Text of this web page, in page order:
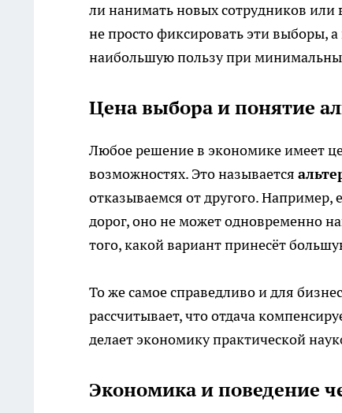
ли нанимать новых сотрудников или
не просто фиксировать эти выборы,
наибольшую пользу при
Цена выбора и понятие
Любое решение в экономике имеет
возможностях. Это называется
отказываемся от другого. Например,
дорог, оно не может одновременно
того, какой вариант принесёт
То же самое справедливо и для
рассчитывает, что отдача
делает экономику практической
Экономика и поведение